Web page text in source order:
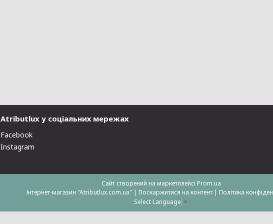
Atributlux у соціальних мережах
Facebook
Instagram
Сайт створений на маркетплейсі Prom.ua
Інтернет-магазин "Atributlux.com.ua" | Поскаржитися на контент | Політика
Select Language ▼